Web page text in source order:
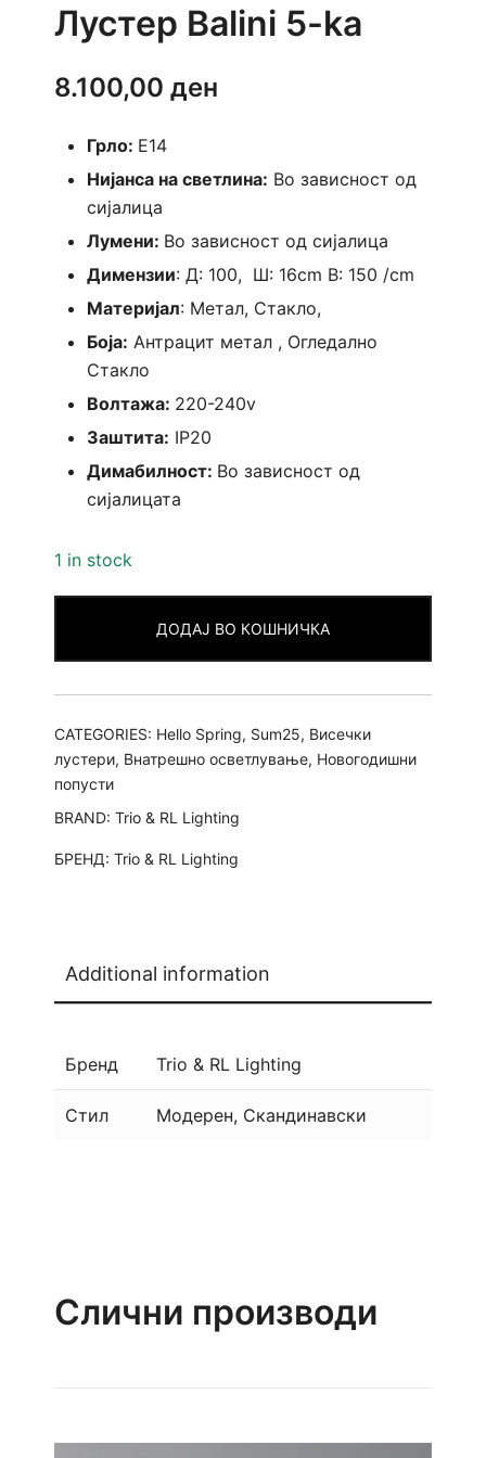
Лустер Balini 5-ka
8.100,00 ден
Грло: E14
Нијанса на светлина: Во зависност од
сијалица
Лумени: Во зависност од сијалица
Димензии: Д: 100, Ш: 16cm B: 150 /cm
Материјал: Метал, Стакло,
Боја: Антрацит метал , Огледално
Стакло
Волтажа: 220-240v
Заштита: IP20
Димабилност: Во зависност од
сијалицата
1 in stock
ДОДАЈ ВО КОШНИЧКА
CATEGORIES: Hello Spring, Sum25, Висечки
лустери, Внатрешно осветлување, Новогодишни
попусти
BRAND: Trio & RL Lighting
БРЕНД: Trio & RL Lighting
Additional information
Бренд Trio & RL Lighting
Стил Модерен, Скандинавски
Слични производи